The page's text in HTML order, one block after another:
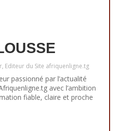
Editeur du Site afriquenligne.tg
passionné par l’actualité
avec l’ambition
fiable, claire et proche